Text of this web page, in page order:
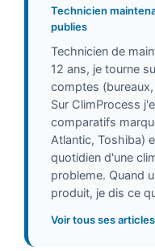
Technicien
publies
Technicien de
12 ans, je tourne
comptes
Sur ClimProcess
comparatifs
Atlantic, Toshiba)
quotidien d'une
probleme. Quand
produit, je dis ce
Voir tous ses